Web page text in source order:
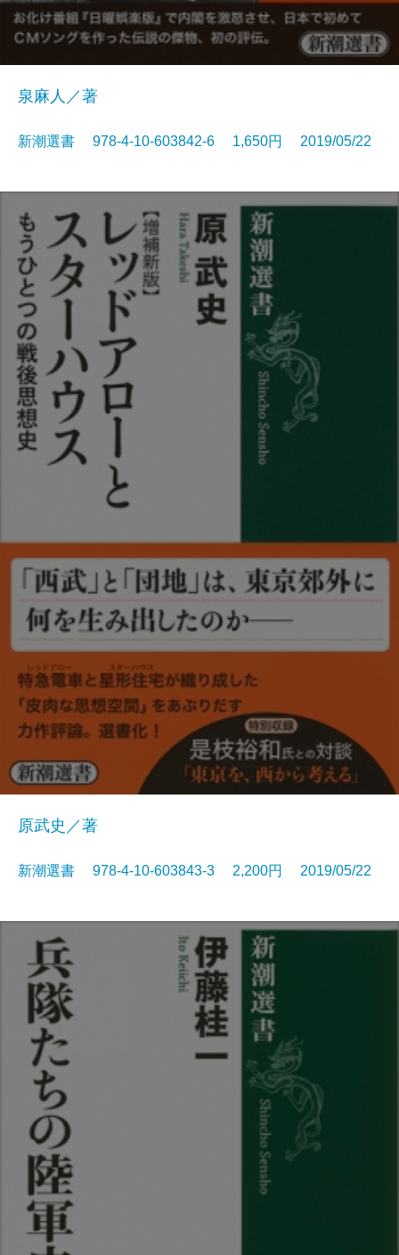
泉麻人／著
新潮選書 978-4-10-603842-6 1,650円 2019/05/22
原武史／著
新潮選書 978-4-10-603843-3 2,200円 2019/05/22